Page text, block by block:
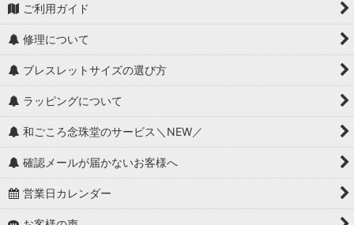
ご利用ガイド
修理について
ブレスレットサイズの選び方
ラッピングについて
和ごころ念珠堂のサービス＼NEW／
確認メールが届かないお客様へ
営業日カレンダー